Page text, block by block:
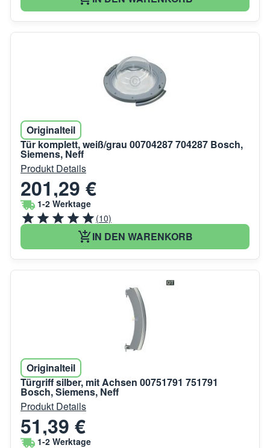
Originalteil
Tür komplett, weiß/grau 00704287 704287 Bosch,
Siemens, Neff
Produkt Details
201,29 €
1-2 Werktage
(10)
IN DEN WARENKORB
Originalteil
Türgriff silber, mit Achsen 00751791 751791
Bosch, Siemens, Neff
Produkt Details
51,39 €
1-2 Werktage